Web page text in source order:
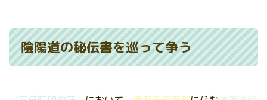
陰陽道の秘伝書を巡って争う